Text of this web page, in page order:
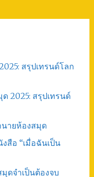
สรุปเทรนด์โลก
ด 2025: สรุปเทรนด์
นายห้องสมุด
สือ “เมื่อฉันเป็น
ดจำเป็นต้องจบ